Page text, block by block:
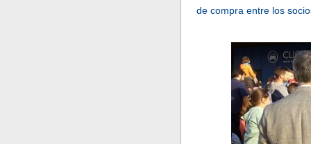
de compra entre los